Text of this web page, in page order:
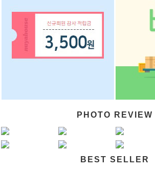
PHOTO REVIEW
BEST SELLER